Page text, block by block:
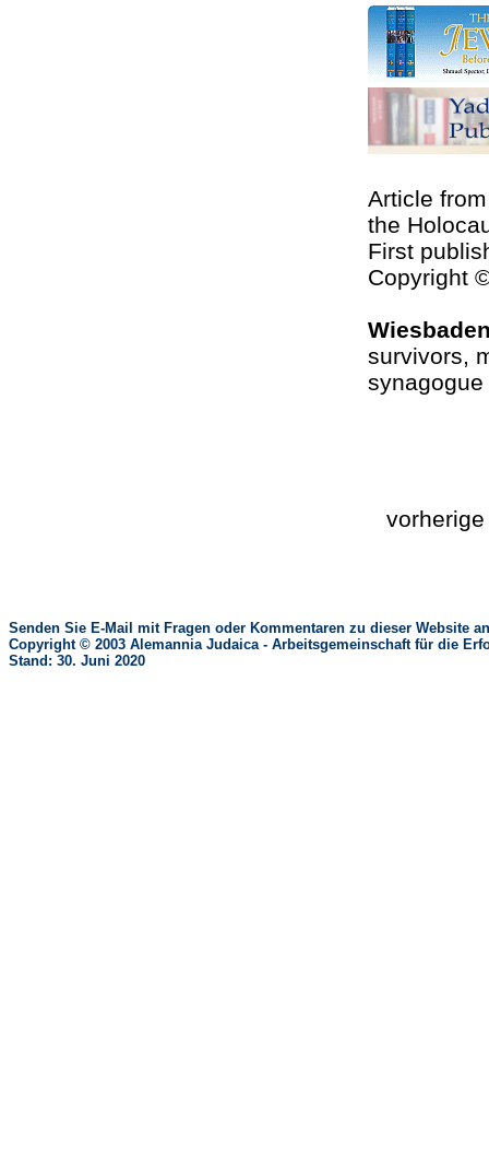
Article
the
First
Copyright
survivors,
Senden Sie E-Mail mit Fragen oder Kommentaren zu dieser Website
Copyright © 2003 Alemannia Judaica - Arbeitsgemeinschaft für die
Stand: 30. Juni 2020